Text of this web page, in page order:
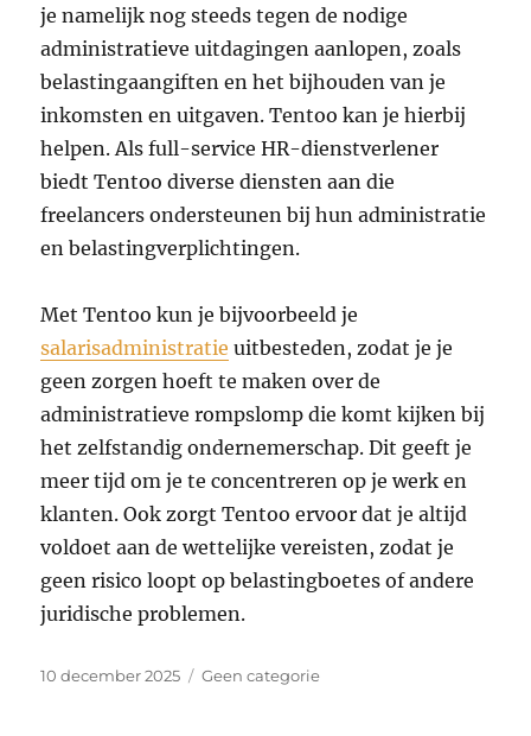
je namelijk nog steeds tegen de nodige
administratieve uitdagingen aanlopen, zoals
belastingaangiften en het bijhouden van je
inkomsten en uitgaven. Tentoo kan je hierbij
helpen. Als full-service HR-dienstverlener
biedt Tentoo diverse diensten aan die
freelancers ondersteunen bij hun administratie
en belastingverplichtingen.
Met Tentoo kun je bijvoorbeeld je
salarisadministratie uitbesteden, zodat je je
geen zorgen hoeft te maken over de
administratieve rompslomp die komt kijken bij
het zelfstandig ondernemerschap. Dit geeft je
meer tijd om je te concentreren op je werk en
klanten. Ook zorgt Tentoo ervoor dat je altijd
voldoet aan de wettelijke vereisten, zodat je
geen risico loopt op belastingboetes of andere
juridische problemen.
Geplaatst
10 december 2025 Categorieën
Geen categorie